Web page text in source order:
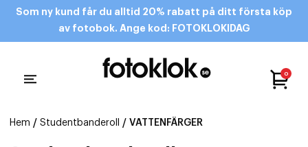
Som ny kund får du alltid 20% rabatt på ditt första köp
av fotobok. Ange kod: FOTOKLOKIDAG
0
Hem /Studentbanderoll / VATTENFÄRGER